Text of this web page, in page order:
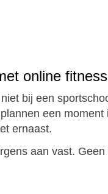
online
bij een
een
ernaast.
aan vast.